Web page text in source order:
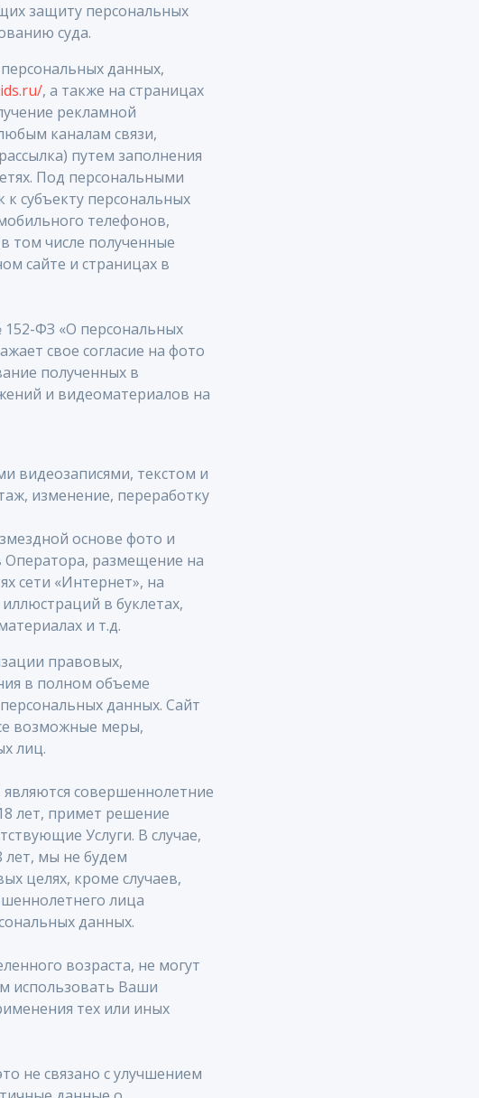
защиту персональных
суда.
данных,
, а также на страницах
рекламной
каналам связи,
путем заполнения
Под персональными
субъекту персональных
телефонов,
том числе полученные
сайте и страницах в
152-ФЗ «О персональных
свое согласие на фото
полученных в
и видеоматериалов на
видеозаписями, текстом и
изменение, переработку
основе фото и
Оператора, размещение на
сети «Интернет», на
в буклетах,
и т.д.
правовых,
в полном объеме
данных. Сайт
возможные меры,
лиц.
совершеннолетние
лет, примет решение
Услуги. В случае,
лет, мы не будем
целях, кроме случаев,
лица
данных.
возраста, не могут
использовать Ваши
тех или иных
не связано с улучшением